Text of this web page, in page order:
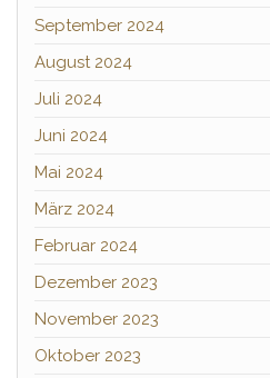
September 2024
August 2024
Juli 2024
Juni 2024
Mai 2024
März 2024
Februar 2024
Dezember 2023
November 2023
Oktober 2023